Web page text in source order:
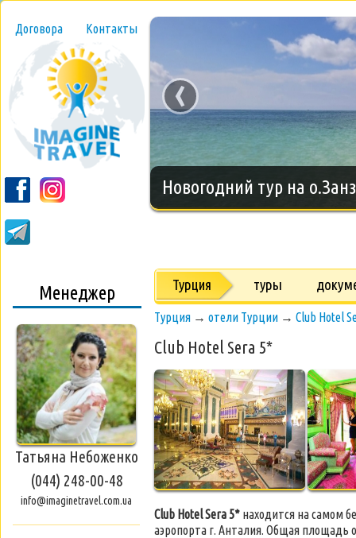
Договора Контакты
Новогодний тур на
‹
Менеджер
Татьяна Небоженко
(044) 248-00-48
info@imaginetravel.com.ua
Турция туры
Турция → отели Турции → Club Hotel
Club Hotel Sera 5*
Club Hotel Sera 5* находится на самом
аэропорта г. Анталия. Общая площадь